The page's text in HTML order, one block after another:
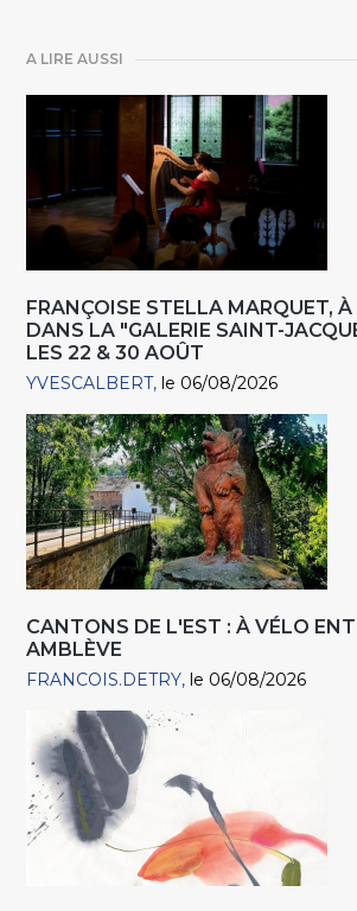
A LIRE AUSSI
FRANÇOISE STELLA MARQUET, À
DANS LA "GALERIE SAINT-
LES 22 & 30 AOÛT
YVESCALBERT le 06/08/2026
CANTONS DE L'EST : À VÉLO
AMBLÈVE
FRANCOIS.DETRY le 06/08/2026